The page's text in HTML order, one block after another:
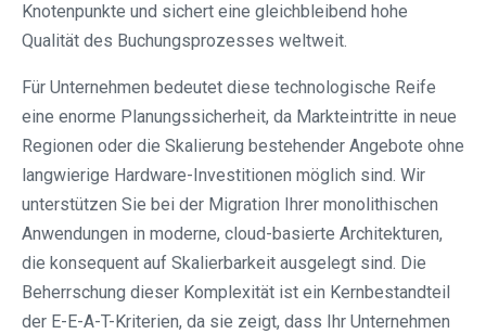
Knotenpunkte und sichert eine gleichbleibend hohe
Qualität des Buchungsprozesses weltweit.
Für Unternehmen bedeutet diese technologische Reife
eine enorme Planungssicherheit, da Markteintritte in neue
Regionen oder die Skalierung bestehender Angebote ohne
langwierige Hardware-Investitionen möglich sind. Wir
unterstützen Sie bei der Migration Ihrer monolithischen
Anwendungen in moderne, cloud-basierte Architekturen,
die konsequent auf Skalierbarkeit ausgelegt sind. Die
Beherrschung dieser Komplexität ist ein Kernbestandteil
der E-E-A-T-Kriterien, da sie zeigt, dass Ihr Unternehmen